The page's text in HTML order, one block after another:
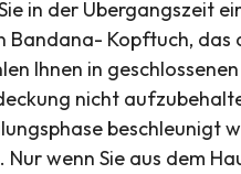
in der Übergangszeit
Bandana- Kopftuch, das
Ihnen in
nicht
beschleunigt
wenn Sie aus dem